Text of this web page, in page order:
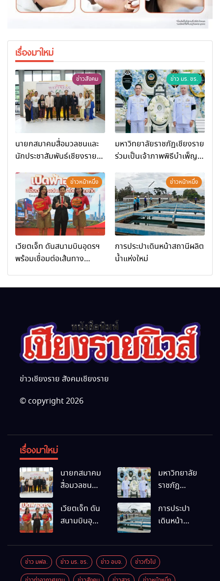
เรื่องมาใหม่
ข่าวสังคม
นายกสมาคมสื่อมวลชนและ
นักประชาสัมพันธ์เชียงราย
การท่องเที่ยวและกีฬาจังหวัด
เชียงราย จัดกิจกรรมอบรม
“การพัฒนาศักยภาพผู้
ประกอบการและเครือข่าย
ธุรกิจ Wellness สู่การ
เติบโตอย่างยั่งยืน (Chiang
Rai Wellness Business
ข่าว มร. ชร.
มหาวิทยาลัยราชภัฏเชียงราย
ร่วมเป็นเจ้าภาพพิธีบำเพ็ญ
มหากรุณาธิคุณ
ข่าวหน้าหนึ่ง
เวียตเจ็ท ดันสนามบินอุดรฯ
พร้อมเชื่อมต่อเส้นทาง
ข่าวหน้าหนึ่ง
การประปาเดินหน้าสถานีผลิต
น้ำแห่งใหม่
ข่าวเชียงราย สังคมเชียงราย
© copyright 2026
เรื่องมาใหม่
นายกสมาคม
สื่อมวลชน
ประชาสัมพันธ์
เชียงราย
กิจกรรมที่
สำนักงาน
การท่องเที่ยว
มหาวิทยาลัย
ราชภัฏ
ร่วมเป็นเจ้า
ภาพพิธี
พร้อมน้อม
สำนึกในพระ
มหากรุณาธิคุณ
เวียตเจ็ท ดัน
สนามบินอุ
เชื่อมต่อเส้น
ทางนานาชาติ
การประปา
เดินหน้า
แห่งใหม่
ข่าว มฟล. ข่าว มร. ชร. ข่าว อบจ. ข่าวทั่วไป